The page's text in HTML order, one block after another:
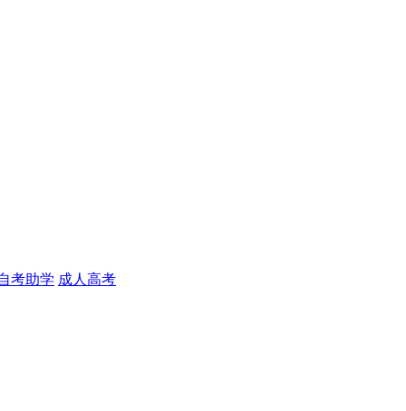
考助学 成人高考